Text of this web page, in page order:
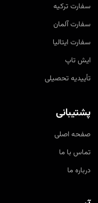
سفارت ترکیه
سفارت آلمان
سفارت ایتالیا
ایش تاپ
تأییدیه تحصیلی
پشتیبانی
صفحه اصلی
تماس با ما
درباره ما